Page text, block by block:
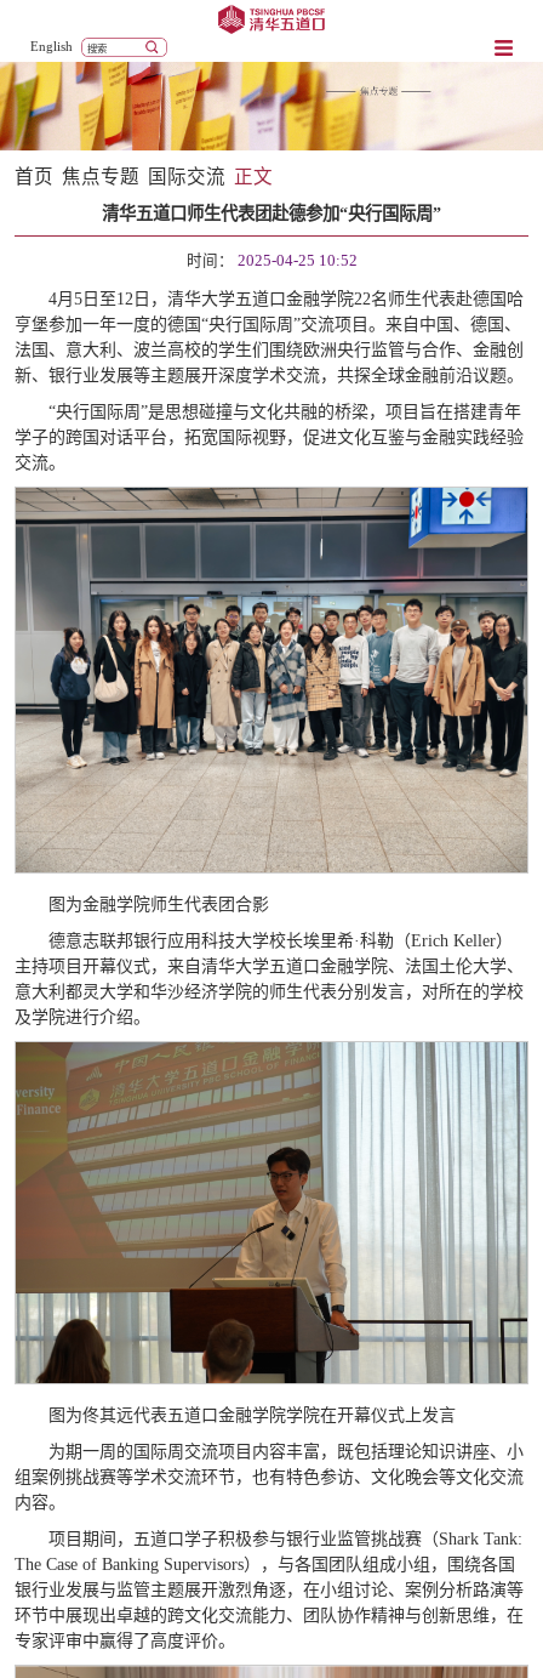
English
首页 焦点专题 国际交流 正文
清华五道口师生代表团赴德参加“央行国际周”
时间： 2025-04-25 10:52
4月5日至12日，清华大学五道口金融学院22名师生代表赴德国哈
亨堡参加一年一度的德国“央行国际周”交流项目。来自中国、德国、
法国、意大利、波兰高校的学生们围绕欧洲央行监管与合作、金融创
新、银行业发展等主题展开深度学术交流，共探全球金融前沿议题。
“央行国际周”是思想碰撞与文化共融的桥梁，项目旨在搭建青年
学子的跨国对话平台，拓宽国际视野，促进文化互鉴与金融实践经验
交流。
图为金融学院师生代表团合影
德意志联邦银行应用科技大学校长埃里希·科勒（Erich Keller）
主持项目开幕仪式，来自清华大学五道口金融学院、法国土伦大学、
意大利都灵大学和华沙经济学院的师生代表分别发言，对所在的学校
及学院进行介绍。
图为佟其远代表五道口金融学院学院在开幕仪式上发言
为期一周的国际周交流项目内容丰富，既包括理论知识讲座、小
组案例挑战赛等学术交流环节，也有特色参访、文化晚会等文化交流
内容。
项目期间，五道口学子积极参与银行业监管挑战赛（Shark Tank:
The Case of Banking Supervisors），与各国团队组成小组，围绕各国
银行业发展与监管主题展开激烈角逐，在小组讨论、案例分析路演等
环节中展现出卓越的跨文化交流能力、团队协作精神与创新思维，在
专家评审中赢得了高度评价。